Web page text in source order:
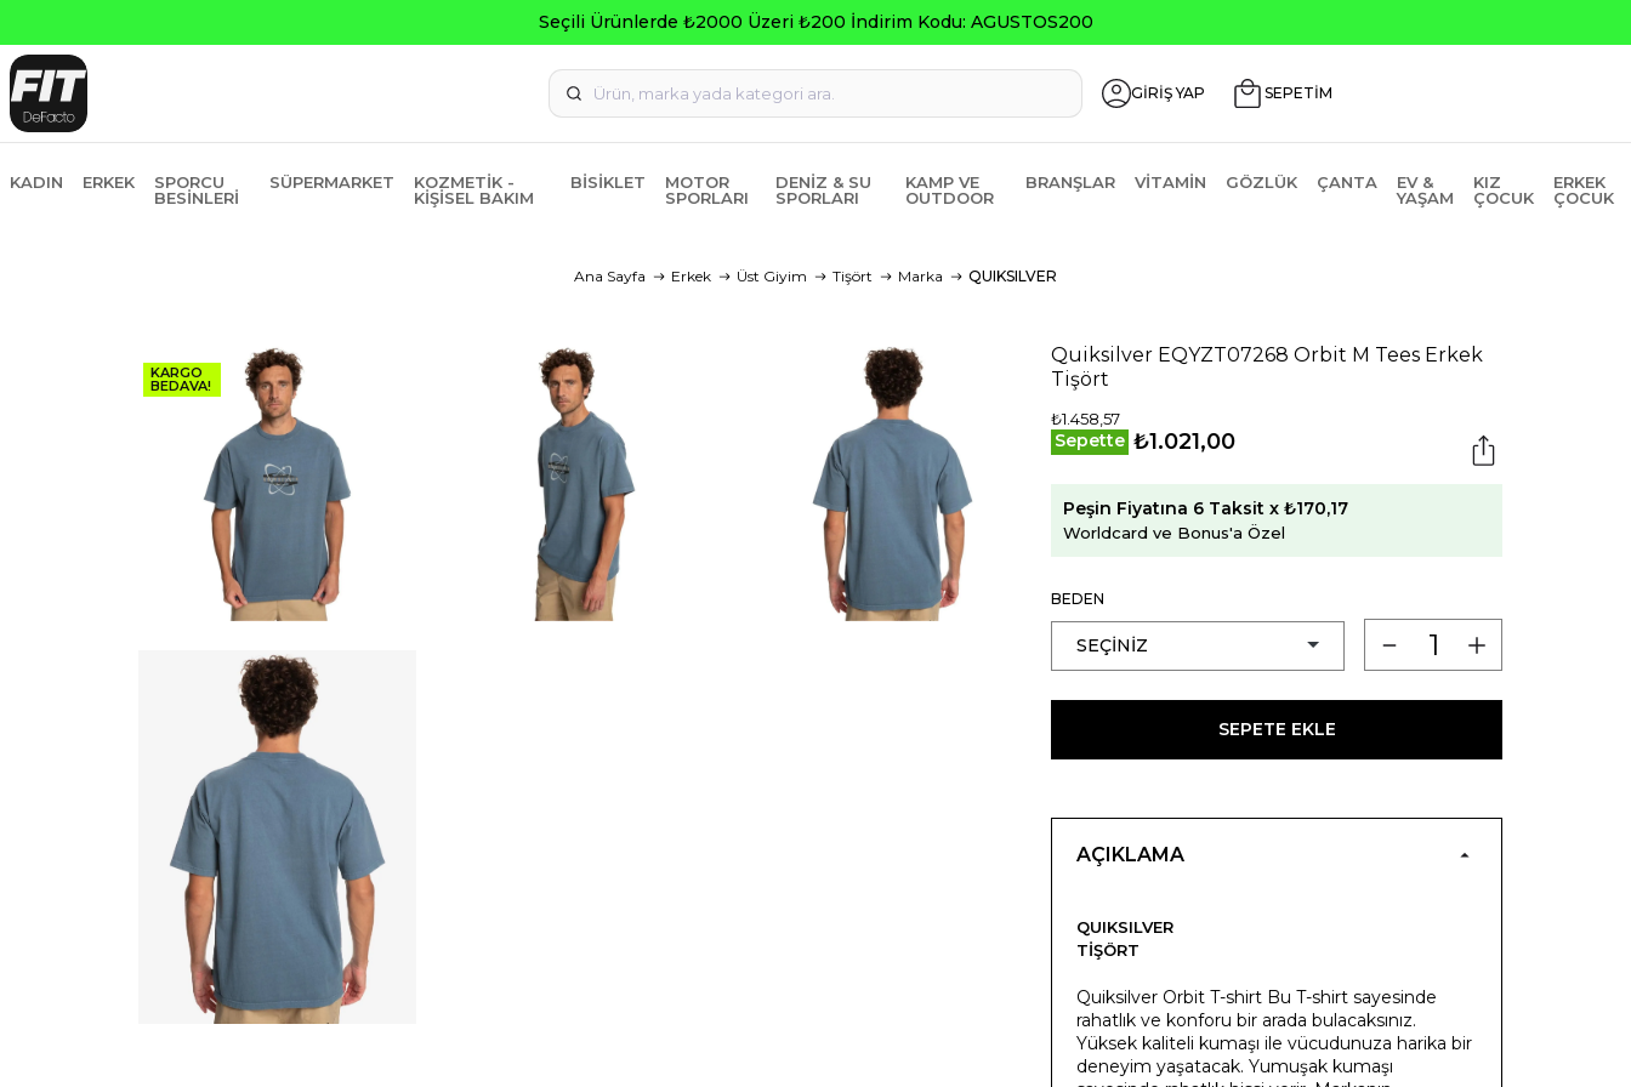
Seçili Ürünlerde ₺2000 Üzeri ₺200 İndirim Kodu: AGUSTOS200
GİRİŞ YAP SEPETİM
KADIN ERKEK
SPORCU
BESINLERI
SÜPERMARKET
KOZMETIK -
KIŞISEL BAKIM
BISIKLET
MOTOR
SPORLARI
DENIZ & SU
SPORLARI
KAMP VE
OUTDOOR
BRANŞLAR VITAMIN GÖZLÜK ÇANTA
EV &
YAŞAM
KIZ
ÇOCUK
ERKEK
ÇOCUK
Ana Sayfa Erkek Üst Giyim Tişört Marka QUIKSILVER
KARGO
BEDAVA!
Quiksilver EQYZT07268 Orbit M Tees Erkek
Tişört
₺1.458,57
Sepette ₺1.021,00
Peşin Fiyatına 6 Taksit x ₺170,17
Worldcard ve Bonus'a Özel
BEDEN
SEPETE EKLE
AÇIKLAMA
QUIKSILVER
TIŞÖRT
Quiksilver Orbit T-shirt Bu T-shirt sayesinde
rahatlık ve konforu bir arada bulacaksınız.
Yüksek kaliteli kumaşı ile vücudunuza harika bir
deneyim yaşatacak. Yumuşak kumaşı